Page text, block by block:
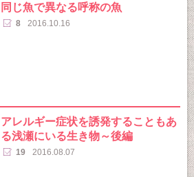
同じ魚で異なる呼称の魚
8 2016.10.16
アレルギー症状を誘発することもあ
る浅瀬にいる生き物～後編
19 2016.08.07